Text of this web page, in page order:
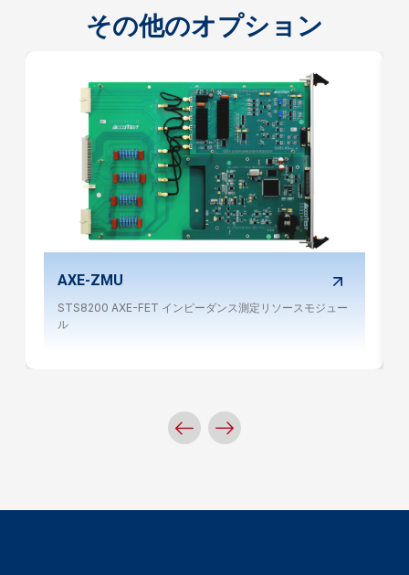
その他のオプション
AXE-ZMU
STS8200 AXE-FET インピーダンス測定リソースモジュー
ル